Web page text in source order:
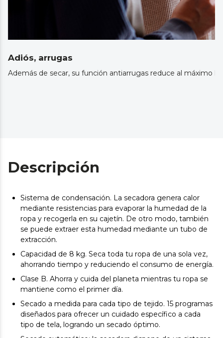
Adiós, arrugas
Además de secar, su función antiarrugas reduce al máximo
Descripción
Sistema de condensación. La secadora genera calor
mediante resistencias para evaporar la humedad de la
ropa y recogerla en su cajetín. De otro modo, también
se puede extraer esta humedad mediante un tubo de
extracción.
Capacidad de 8 kg. Seca toda tu ropa de una sola vez,
ahorrando tiempo y reduciendo el consumo de energía.
Clase B. Ahorra y cuida del planeta mientras tu ropa se
mantiene como el primer día.
Secado a medida para cada tipo de tejido. 15 programas
diseñados para ofrecer un cuidado específico a cada
tipo de tela, logrando un secado óptimo.